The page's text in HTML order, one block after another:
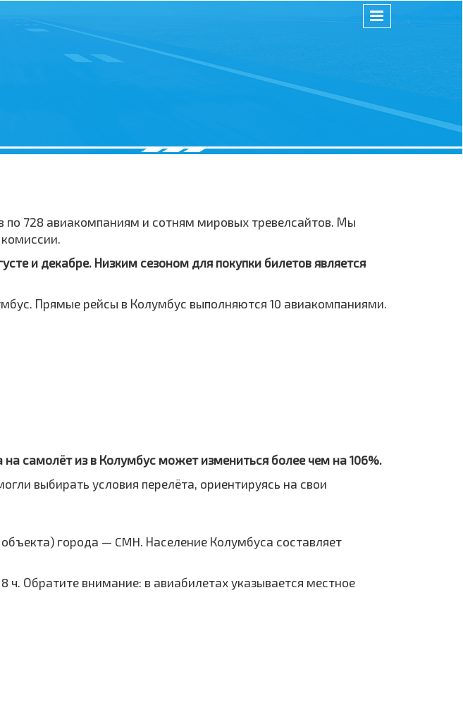
по 728 авиакомпаниям и сотням мировых тревелсайтов. Мы
и декабре. Низким сезоном для покупки билетов является
Прямые рейсы в Колумбус выполняются 10 авиакомпаниями.
самолёт из в Колумбус может измениться более чем на 106%.
выбирать условия перелёта, ориентируясь на свои
города — CMH. Население Колумбуса составляет
ч. Обратите внимание: в авиабилетах указывается местное